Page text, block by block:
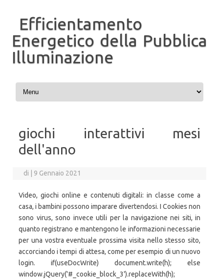
Efficientamento
Energetico della Pubblica
Illuminazione
Vai al contenuto
giochi interattivi mesi
dell'anno
di 9 Gennaio 2021
Video, giochi online e contenuti digitali: in classe come a
casa, i bambini possono imparare divertendosi. I Cookies non
sono virus, sono invece utili per la navigazione nei siti, in
quanto registrano e mantengono le informazioni necessarie
per una vostra eventuale prossima visita nello stesso sito,
accorciando i tempi di attesa, come per esempio di un nuovo
login. if(useDocWrite) document.write(h); else
window.jQuery('#_cookie_block_3').replaceWith(h);